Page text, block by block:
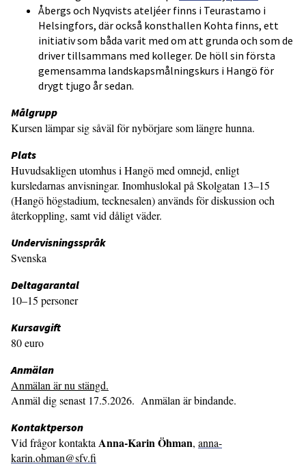
Åbergs och Nyqvists ateljéer finns i Teurastamo i
Helsingfors, där också konsthallen Kohta finns, ett
initiativ som båda varit med om att grunda och som de
driver tillsammans med kolleger. De höll sin första
gemensamma landskapsmålningskurs i Hangö för
drygt tjugo år sedan.
Målgrupp
Kursen lämpar sig såväl för nybörjare som längre hunna.
Plats
Huvudsakligen utomhus i Hangö med omnejd, enligt
kursledarnas anvisningar. Inomhuslokal på Skolgatan 13–15
(Hangö högstadium, tecknesalen) används för diskussion och
återkoppling, samt vid dåligt väder.
Undervisningsspråk
Svenska
Deltagarantal
10–15 personer
Kursavgift
80 euro
Anmälan
Anmälan är nu stängd.
Anmäl dig senast 17.5.2026. Anmälan är bindande.
Kontaktperson
Vid frågor kontakta Anna-Karin Öhman, anna-
karin.ohman@sfv.fi